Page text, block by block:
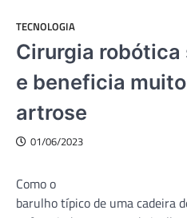
TECNOLOGIA
Cirurgia
e beneficia
artrose
01/06/2023
Como o
barulho típico de uma cadeira